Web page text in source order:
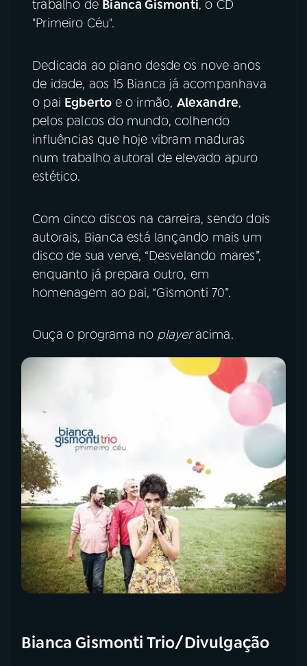
YouTube
Instagram X
TikTok
trabalho de Bianca Gismonti, o CD
"Primeiro Céu".
Dedicada ao piano desde os nove anos
de idade, aos 15 Bianca já acompanhava
o pai Egberto e o irmão, Alexandre,
pelos palcos do mundo, colhendo
influências que hoje vibram maduras
num trabalho autoral de elevado apuro
estético.
Com cinco discos na carreira, sendo dois
autorais, Bianca está lançando mais um
disco de sua verve, “Desvelando mares”,
enquanto já prepara outro, em
homenagem ao pai, “Gismonti 70”.
Ouça o programa no playeracima.
Bianca Gismonti Trio/Divulgação